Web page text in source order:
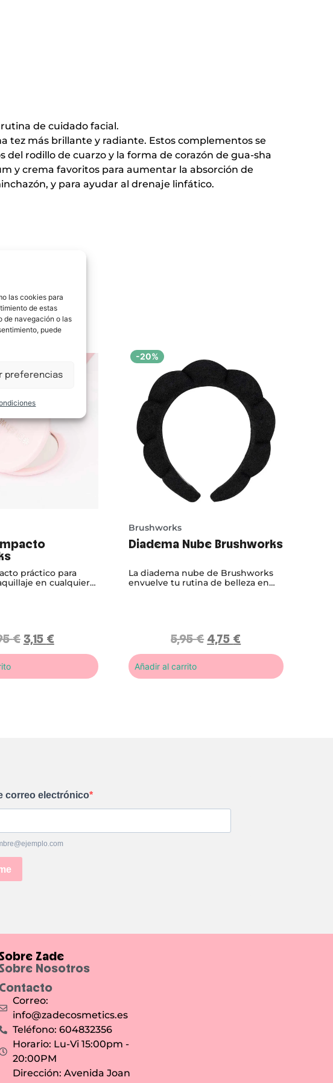
las cookies para
de estas
de navegación o las
puede
preferencias
de cuidado facial.
tez más brillante y radiante. Estos complementos se
rodillo de cuarzo y la forma de corazón de gua-sha
y crema favoritos para aumentar la absorción de
y para ayudar al drenaje linfático.
práctico para
en cualquier
€ 3,15 €
-20%
Brushworks
Diadema Nube Brushworks
La diadema nube de Brushworks
envuelve tu rutina de belleza en
5,95€ 4,75 €
Añadir al carrito
correo electrónico
Sobre Zade
Sobre Nosotros
Contacto
Correo:
info@zadecosmetics.es
Teléfono: 604832356
Horario: Lu-Vi 15:00pm -
20:00PM
Dirección: Avenida Joan